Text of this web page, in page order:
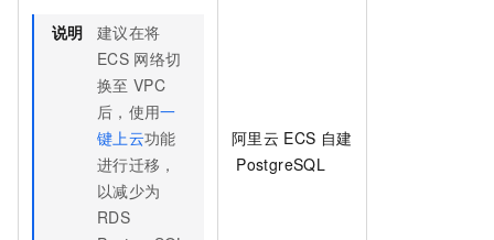
说明
建议在将
ECS 网络切
换至 VPC
后，使用一
键上云功能
进行迁移，
以减少为
RDS
阿里云 ECS 自建
PostgreSQL